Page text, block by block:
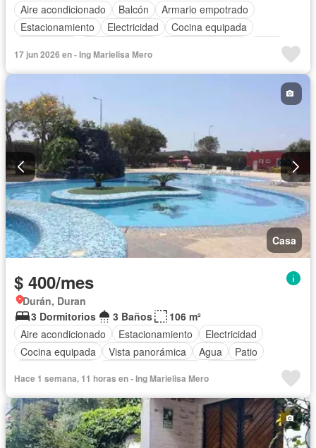
Aire acondicionado
Balcón
Armario empotrado
Estacionamiento
Electricidad
Cocina equipada
Patio
Área para niños Conserje
Cancha de tenis
17 jun 2026 en - Ing Marielisa Mero
Casa
$ 400/mes
Durán, Duran
3 Dormitorios
3 Baños
106 m²
Aire acondicionado
Estacionamiento
Electricidad
Cocina equipada
Vista panorámica Agua
Patio
Piscina
Cancha de tenis Sin amoblar
Hace 1 semana, 11 horas en - Ing Marielisa Mero